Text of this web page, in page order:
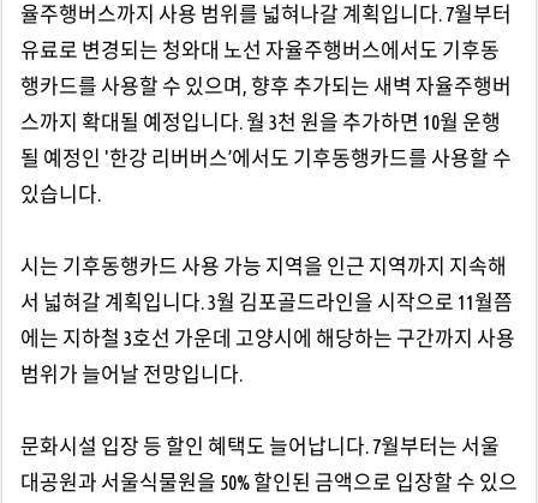
율주행버스까지 사용 범위를 넓혀나갈 계획입니다. 7월부터
유료로 변경되는 청와대 노선 자율주행버스에서도 기후동
행카드를 사용할 수 있으며, 향후 추가되는 새벽 자율주행버
스까지 확대될 예정입니다. 월 3천 원을 추가하면 10월 운행
될 예정인 '한강 리버버스’에서도 기후동행카드를 사용할 수
있습니다.
시는 기후동행카드 사용 가능 지역을 인근 지역까지 지속해
서 넓혀갈 계획입니다. 3월 김포골드라인을 시작으로 11월쯤
에는 지하철 3호선 가운데 고양시에 해당하는 구간까지 사용
범위가 늘어날 전망입니다.
문화시설 입장 등 할인 혜택도 늘어납니다. 7월부터는 서울
대공원과 서울식물원을 50% 할인된 금액으로 입장할 수 있으